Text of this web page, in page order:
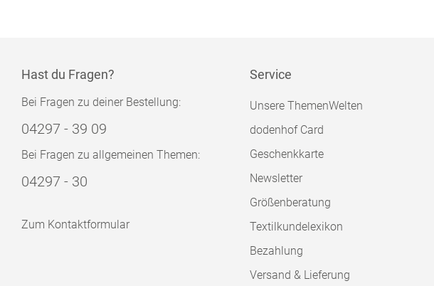
Hast du Fragen?
Bei Fragen zu deiner Bestellung:
04297 - 39 09
Bei Fragen zu allgemeinen Themen:
04297 - 30
Zum Kontaktformular
Service
Unsere ThemenWelten
dodenhof Card
Geschenkkarte
Newsletter
Größenberatung
Textilkundelexikon
Bezahlung
Versand & Lieferung